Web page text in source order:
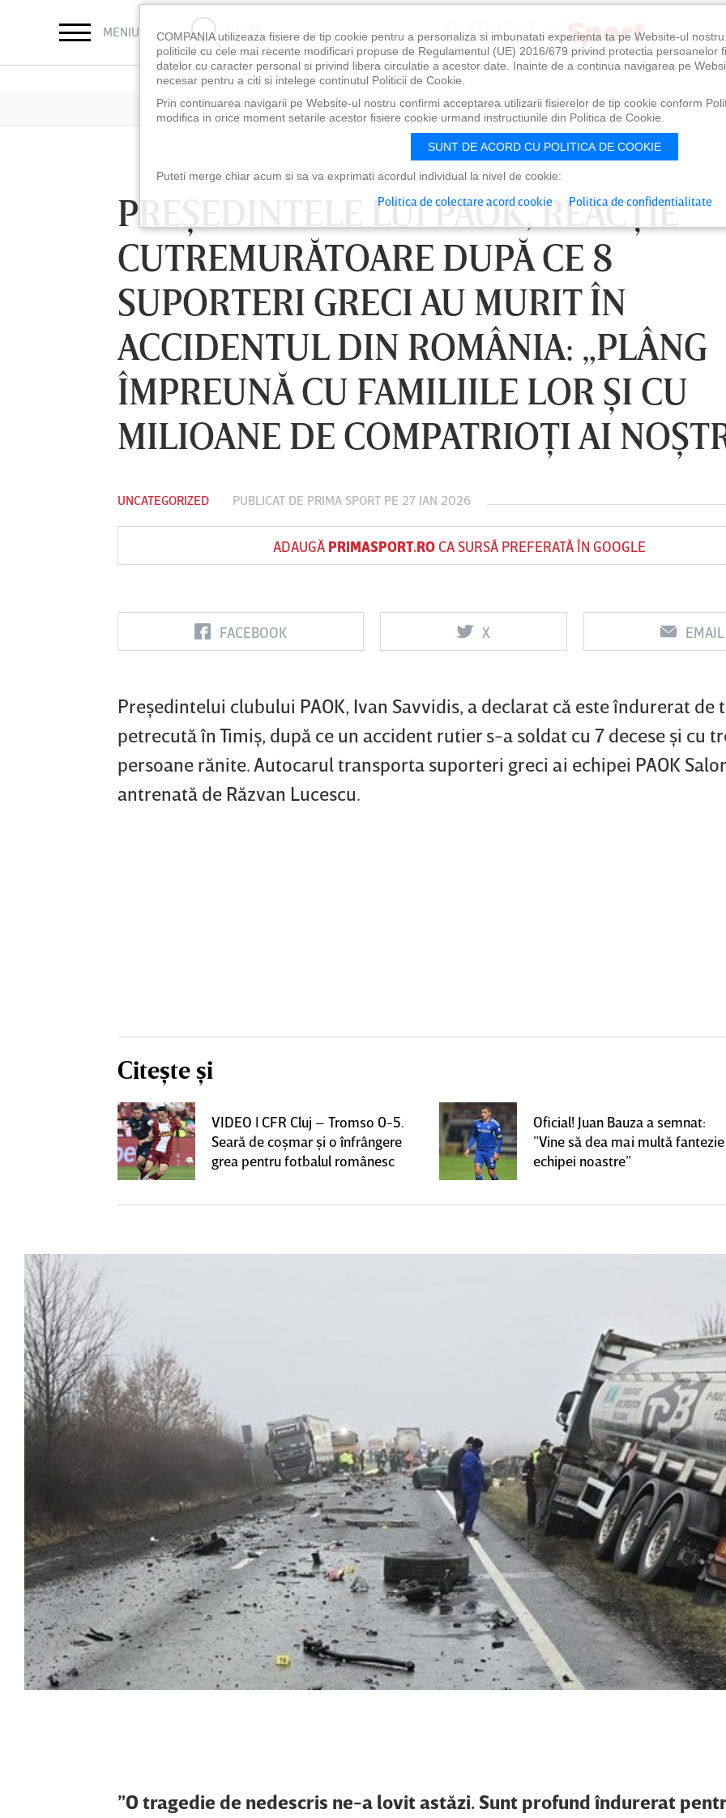
MENIU CAUTĂ
PREŞEDINTELE LUI PAOK, REACŢIE
CUTREMURĂTOARE DUPĂ CE 8
SUPORTERI GRECI AU MURIT ÎN
ACCIDENTUL DIN ROMÂNIA: „PLÂNG
ÎMPREUNĂ CU FAMILIILE LOR ŞI CU
MILIOANE DE COMPATRIOŢI AI
UNCATEGORIZED PUBLICAT DE PRIMA SPORT PE 27 IAN 2026
ADAUGĂ PRIMASPORT.ROCA SURSĂ PREFERATĂ ÎN GOOGLE
FACEBOOK X EMAIL
Preşedintelui clubului PAOK, Ivan Savvidis, a declarat că este îndurerat de
petrecută în Timiş, după ce un accident rutier s-a soldat cu 7 decese şi cu
persoane rănite. Autocarul transporta suporteri greci ai echipei PAOK
antrenată de Răzvan Lucescu.
Citește și
VIDEO | CFR Cluj – Tromso 0-5.
Seară de coşmar şi o înfrângere
grea pentru fotbalul românesc
Oficial! Juan Bauza a semnat:
”Vine să dea mai multă fantezie
echipei noastre”
”O tragedie de nedescris ne-a lovit astăzi. Sunt profund îndurerat
LUNI 10 AUG, 18:30
Hunedoara
LUNI 10 AUG, 21:30
Gheorghe
Vs
VINERI 07 AUG, 21:00
Vs
COMPANIA utilizeaza fisiere de tip cookie pentru a personaliza si imbunatati experienta ta pe Website-ul
politicile cu cele mai recente modificari propuse de Regulamentul (UE) 2016/679 privind protectia persoanelor
datelor cu caracter personal si privind libera circulatie a acestor date. Inainte de a continua navigarea pe
necesar pentru a citi si intelege continutul Politicii de Cookie.
Prin continuarea navigarii pe Website-ul nostru confirmi acceptarea utilizarii fisierelor de tip cookie conform
modifica in orice moment setarile acestor fisiere cookie urmand instructiunile din Politica de Cookie.
SUNT DE ACORD CU POLITICA DE COOKIE
Puteti merge chiar acum si sa va exprimati acordul individual la nivel de cookie:
Politica de colectare acord cookie Politica de confidentialitate